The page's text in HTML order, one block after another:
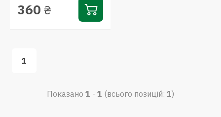
360 ₴
1
Показано 1 - 1 (всього позицій: 1)